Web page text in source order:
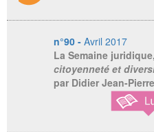
n°90 - Avril 2017
La Semaine juridique
citoyenneté et
par Didier Jean-